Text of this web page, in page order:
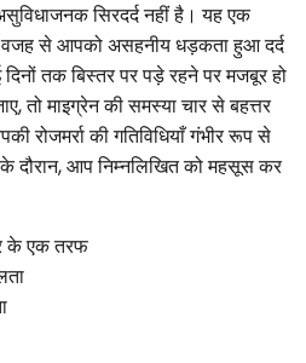
सिरदर्द नहीं है। यह एक
वजह से आपको असहनीय धड़कता हुआ दर्द
तक बिस्तर पर पड़े रहने पर मजबूर हो
तो माइग्रेन की समस्या चार से बहत्तर
रोजमर्रा की गतिविधियाँ गंभीर रूप से
दौरान, आप निम्नलिखित को महसूस कर
के एक तरफ